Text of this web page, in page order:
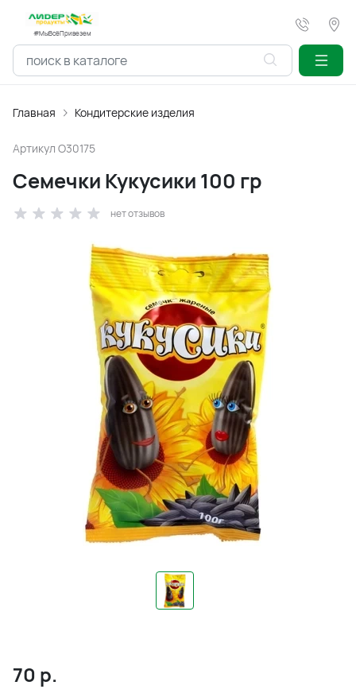
#МыВсёПривезем
Главная Кондитерские изделия
Артикул O30175
Семечки Кукусики 100 гр
нет отзывов
70 р.